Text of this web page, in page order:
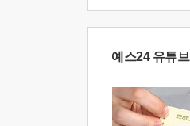
예스24 유튜브